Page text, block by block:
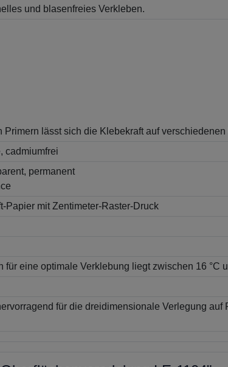
und blasenfreies Verkleben.
Primern lässt sich die Klebekraft auf
cadmiumfrei
permanent
Papier mit Zentimeter-Raster-Druck
für eine optimale Verklebung liegt zwischen 16 °C
für die dreidimensionale Verlegung